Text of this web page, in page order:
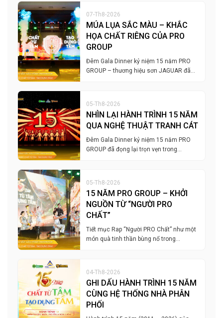
07-Th8-2026
MÚA LỤA SẮC MÀU – KHẮC
HỌA CHẤT RIÊNG CỦA PRO
GROUP
Đêm Gala Dinner kỷ niệm 15 năm PRO
GROUP – thương hiệu sơn JAGUAR đã…
05-Th8-2026
NHÌN LẠI HÀNH TRÌNH 15 NĂM
QUA NGHỆ THUẬT TRANH CÁT
Đêm Gala Dinner kỷ niệm 15 năm PRO
GROUP đã đọng lại trọn vẹn trong…
05-Th8-2026
15 NĂM PRO GROUP – KHỞI
NGUỒN TỪ “NGƯỜI PRO
CHẤT”
Tiết mục Rap “Người PRO Chất” như một
món quà tinh thần bùng nổ trong…
04-Th8-2026
GHI DẤU HÀNH TRÌNH 15 NĂM
CÙNG HỆ THỐNG NHÀ PHÂN
PHỐI